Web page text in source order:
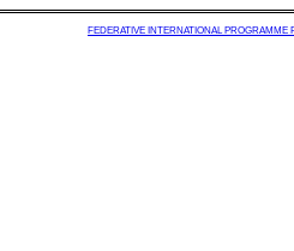
FEDERATIVE INTERNATIONAL PROGRAMME